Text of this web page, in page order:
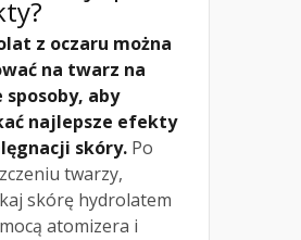
?
z oczaru można
na twarz na
sposoby, aby
najlepsze efekty
skóry. Po
twarzy,
skórę hydrolatem
atomizera i